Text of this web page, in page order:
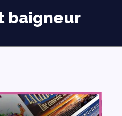
baigneur